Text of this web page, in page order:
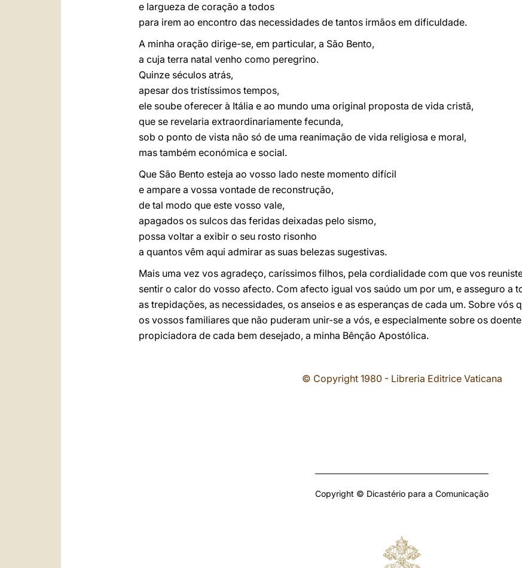
e largueza de coração a todos
para irem ao encontro das necessidades de tantos irmãos em dificuldade.
A minha oração dirige-se, em particular, a São Bento,
a cuja terra natal venho como peregrino.
Quinze séculos atrás,
apesar dos tristíssimos tempos,
ele soube oferecer à Itália e ao mundo uma original proposta de vida cristã,
que se revelaria extraordinariamente fecunda,
sob o ponto de vista não só de uma reanimação de vida religiosa e moral,
mas também económica e social.
Que São Bento esteja ao vosso lado neste momento difícil
e ampare a vossa vontade de reconstrução,
de tal modo que este vosso vale,
apagados os sulcos das feridas deixadas pelo sismo,
possa voltar a exibir o seu rosto risonho
a quantos vêm aqui admirar as suas belezas sugestivas.
Mais uma vez vos agradeço, caríssimos filhos, pela cordialidade com que vos
sentir o calor do vosso afecto. Com afecto igual vos saúdo um por um, e asseguro a
as trepidações, as necessidades, os anseios e as esperanças de cada um. Sobre vós
os vossos familiares que não puderam unir-se a vós, e especialmente sobre os
propiciadora de cada bem desejado, a minha Bênção Apostólica.
© Copyright 1980 - Libreria Editrice Vaticana
Copyright © Dicastério para a Comunicação